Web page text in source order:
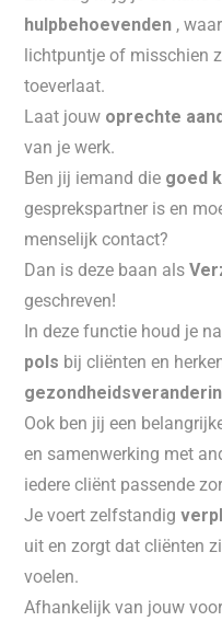
hulpbehoevenden ,
lichtpuntje of misschien
toeverlaat.
Laat jouw oprechte
van je werk.
Ben jij iemand die goed
gesprekspartner is en
menselijk contact?
Dan is deze baan als
geschreven!
In deze functie houd je
pols bij cliënten en
Ook ben jij een
en samenwerking met
iedere cliënt passende
Je voert zelfstandig
uit en zorgt dat cliënten
voelen.
Afhankelijk van jouw